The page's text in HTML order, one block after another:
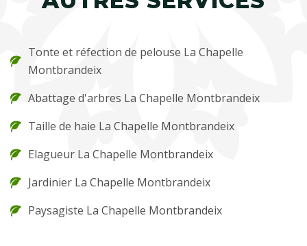
Tonte et réfection de pelouse La Chapelle
Montbrandeix
Abattage d'arbres La Chapelle Montbrandeix
Taille de haie La Chapelle Montbrandeix
Elagueur La Chapelle Montbrandeix
Jardinier La Chapelle Montbrandeix
Paysagiste La Chapelle Montbrandeix